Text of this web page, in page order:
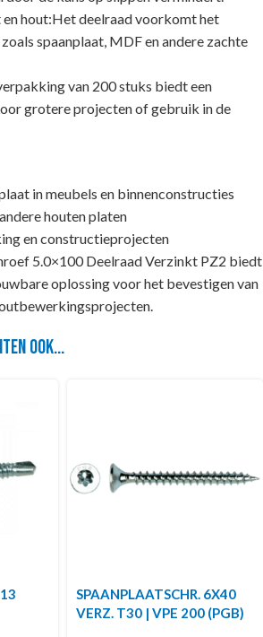
en hout:Het deelraad voorkomt het
spaanplaat, MDF en andere zachte
van 200 stuks biedt een
grotere projecten of gebruik in de
in meubels en binnenconstructies
houten platen
en constructieprojecten
5.0×100 Deelraad Verzinkt PZ2 biedt
oplossing voor het bevestigen van
ook...
SPAANPLAATSCHR. 6X40
VERZ. T30 | VPE 200 (PGB)